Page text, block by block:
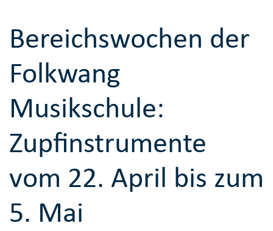
Bereichswochen der
Folkwang
Musikschule:
Zupfinstrumente
vom 22. April bis zum
5. Mai